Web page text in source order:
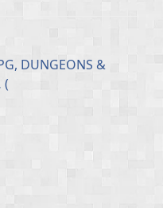
DUNGEONS &
(